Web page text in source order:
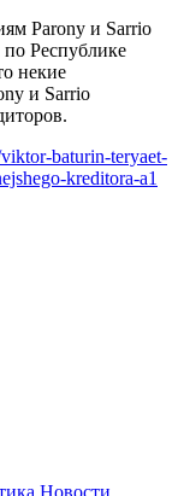
Parony и Sarrio
Республике
некие
и Sarrio
baturin-teryaet-
kreditora-a1